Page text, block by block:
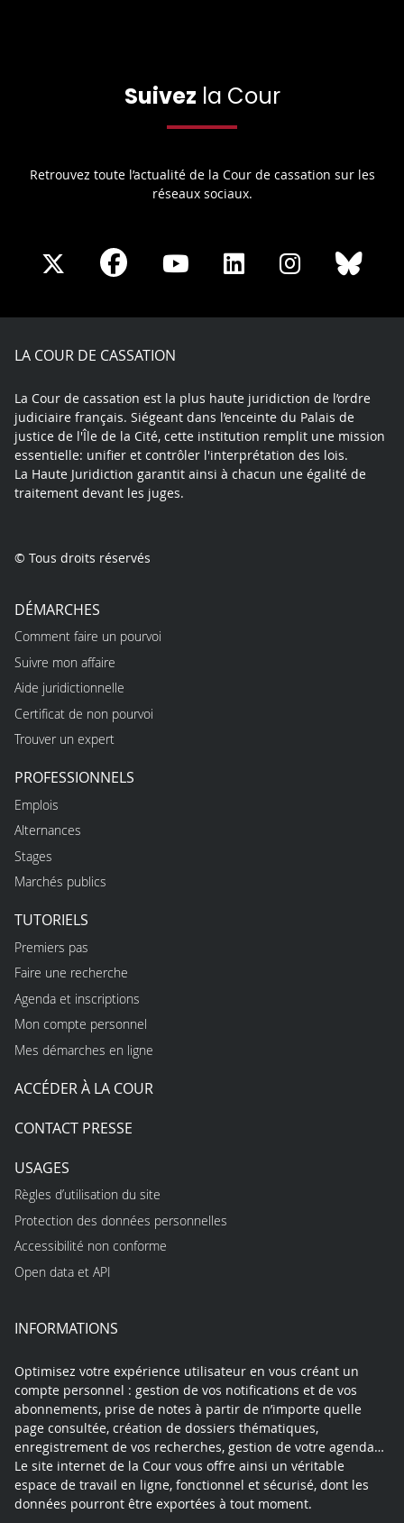
Suivez la Cour
Retrouvez toute l’actualité de la Cour de cassation sur les
réseaux sociaux.
Share
X
Share
Facebook
Share
Youtube
Share
LinkedIn
Share
Instagram
LA COUR DE CASSATION
La Cour de cassation est la plus haute juridiction de l’ordre
judiciaire français. Siégeant dans l’enceinte du Palais de
justice de l'Île de la Cité, cette institution remplit une mission
essentielle: unifier et contrôler l'interprétation des lois.
La Haute Juridiction garantit ainsi à chacun une égalité de
traitement devant les juges.
© Tous droits réservés
DÉMARCHES
Comment faire un pourvoi
Suivre mon affaire
Aide juridictionnelle
Certificat de non pourvoi
Trouver un expert
PROFESSIONNELS
Emplois
Alternances
Stages
Marchés publics
TUTORIELS
Premiers pas
Faire une recherche
Agenda et inscriptions
Mon compte personnel
Mes démarches en ligne
ACCÉDER À LA COUR
CONTACT PRESSE
USAGES
Règles d’utilisation du site
Protection des données personnelles
Accessibilité non conforme
Open data et API
INFORMATIONS
Optimisez votre expérience utilisateur en vous créant un
compte personnel : gestion de vos notifications et de vos
abonnements, prise de notes à partir de n’importe quelle
page consultée, création de dossiers thématiques,
enregistrement de vos recherches, gestion de votre agenda…
Le site internet de la Cour vous offre ainsi un véritable
espace de travail en ligne, fonctionnel et sécurisé, dont les
données pourront être exportées à tout moment.